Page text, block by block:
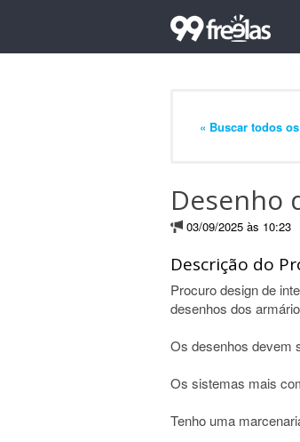
« Buscar todos
Desenho
03/09/2025 às 10:23
Descrição do
Procuro design de
desenhos dos
Os desenhos devem
Os sistemas mais
Tenho uma